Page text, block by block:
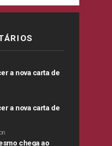
a nova carta de
a nova carta de
on
chega ao